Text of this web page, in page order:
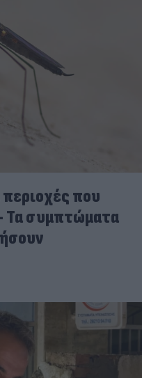
περιοχές που
Τα συμπτώματα